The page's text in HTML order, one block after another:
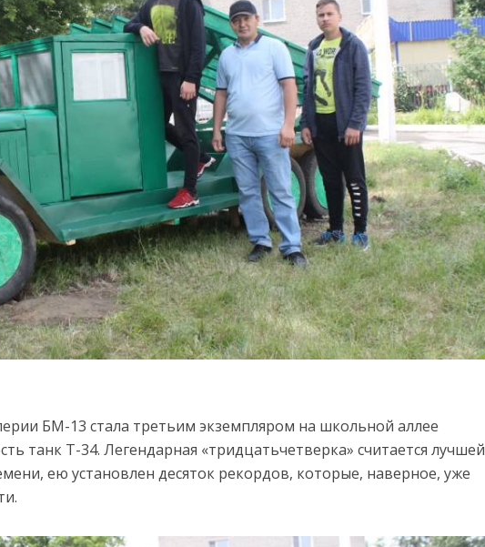
БМ-13 стала третьим экземпляром на школьной аллее
танк Т-34. Легендарная «тридцатьчетверка» считается лучшей
ею установлен десяток рекордов, которые, наверное, уже